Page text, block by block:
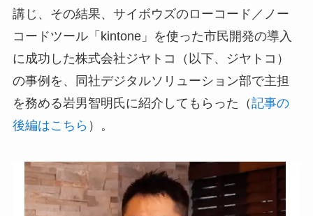
講じ、その結果、サイボウズのローコード／ノー
コードツール「kintone」を使った市民開発の導入
に成功した株式会社ジヤトコ（以下、ジヤトコ）
の事例を、同社デジタルソリューション部で主担
を務める岩男智明氏に紹介してもらった（記事の
後編はこちら ）。